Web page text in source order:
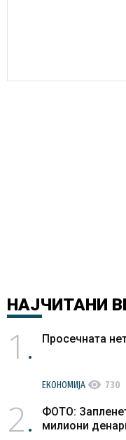
НАЈЧИТАНИ
1 Просечната
ЕКОНОМИЈА visibility 730
2
ФОТО:
милиони